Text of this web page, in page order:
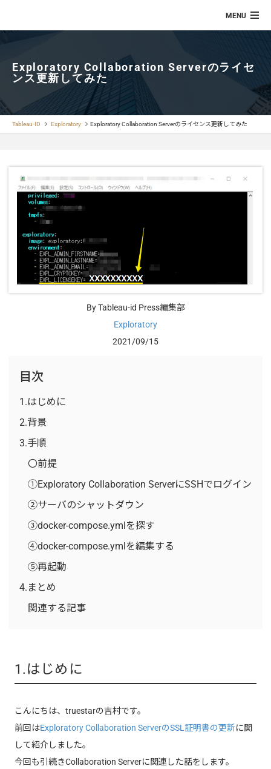
Exploratory Collaboration Serverのライセ
ンス更新してみた
Tableau-ID Exploratory Exploratory Collaboration Serverのライセンス更新してみた
By Tableau-id Press編集部
Exploratory
2021/09/15
目次
1.はじめに
2.背景
3.手順
〇前提
①Exploratory Collaboration ServerにSSHでログイン
②サーバのシャットダウン
③docker-compose.ymlを探す
④docker-compose.ymlを編集する
⑤再起動
4.まとめ
関連する記事
1.はじめに
こんにちは、truestarの吉村です。
前回はExploratory Collaboration ServerのSSL証明書の更新に関
して紹介しました。
今回も引続きCollaboration Serverに関連した話をします。